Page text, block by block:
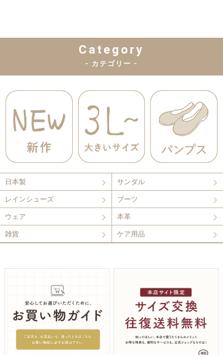
Category
- カテゴリー -
日本製 サンダル
レインシューズ ブーツ
ウェア 本革
雑貨 ケア用品